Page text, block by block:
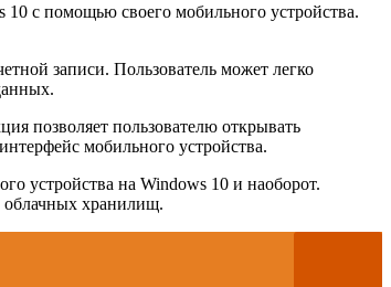
10 с помощью своего мобильного устройства.
записи. Пользователь может легко
позволяет пользователю открывать
мобильного устройства.
устройства на Windows 10 и наоборот.
облачных хранилищ.